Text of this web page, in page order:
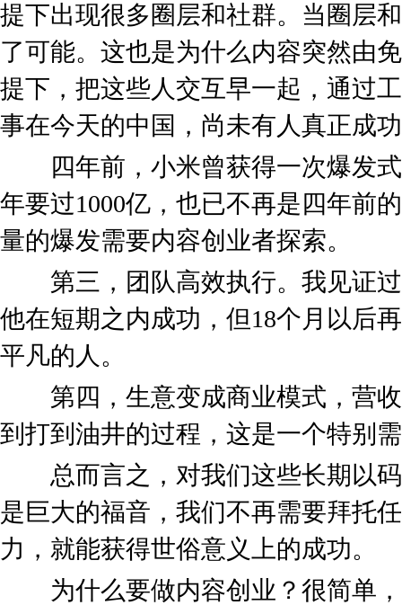
提下出现很多圈层和社群。当圈层
了可能。这也是为什么内容突然由
提下，把这些人交互早一起，通过
事在今天的中国，尚未有人真正成
四年前，小米曾获得一次爆发式
年要过1000亿，也已不再是四年前
量的爆发需要内容创业者探索。
第三，团队高效执行。我见证过
他在短期之内成功，但18个月以后
平凡的人。
第四，生意变成商业模式，营收
到打到油井的过程，这是一个特别
总而言之，对我们这些长期以码
是巨大的福音，我们不再需要拜托
力，就能获得世俗意义上的成功。
为什么要做内容创业？很简单，